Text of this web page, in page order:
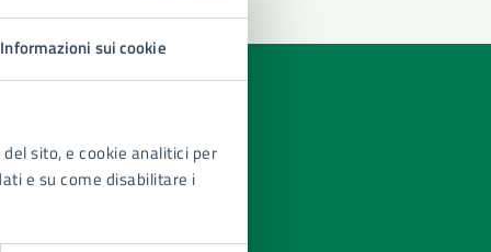
Informazioni sui cookie
sito, e cookie analitici per
e su come disabilitare i